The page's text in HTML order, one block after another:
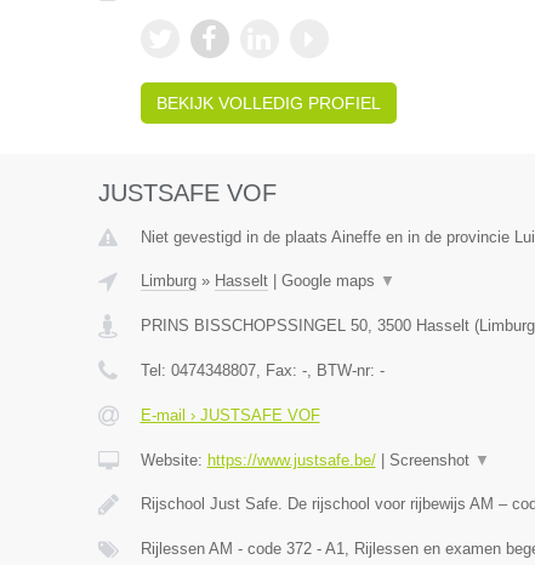
BEKIJK VOLLEDIG PROFIEL
JUSTSAFE VOF
Niet gevestigd in de plaats Aineffe en in de provincie
Limburg» Hasselt| Google maps ▼
PRINS BISSCHOPSSINGEL 50, 3500 Hasselt(Limburg
Tel: 0474348807, Fax: -, BTW-nr: -
E-mail › JUSTSAFE VOF
Website: https://www.justsafe.be/| Screenshot ▼
Rijschool Just Safe. De rijschool voor rijbewijs AM –
Rijlessen AM - code 372 - A1, Rijlessen en examen